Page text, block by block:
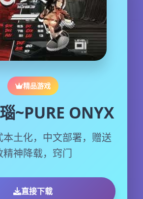
精品游戏
~PURE ONYX
本土化，中文部署，赠送
精神降载，窍门
直接下载